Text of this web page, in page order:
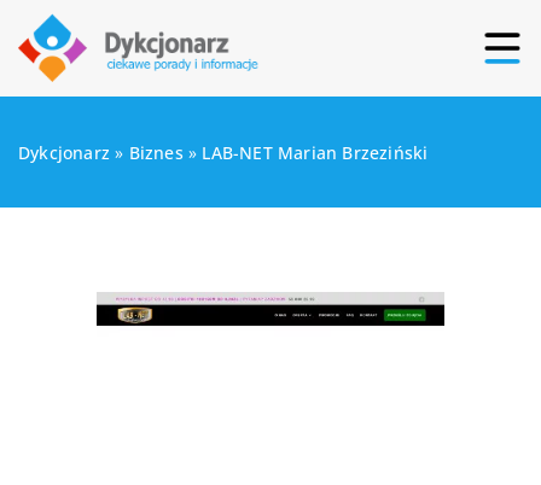
Dykcjonarz » Biznes » LAB-NET Marian Brzeziński